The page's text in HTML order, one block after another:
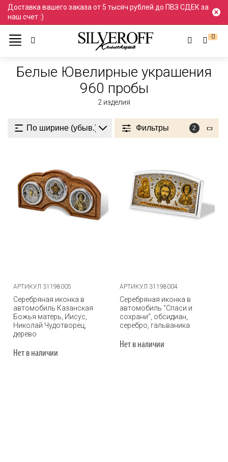
Доставка вашего заказа от 5 тысяч рублей до ПВЗ СДЕК за
наш счет :)
0
Ювелирные украшения
Белый 960 пробы
Белые Ювелирные украшения
960 пробы
2 изделия
Фильтры 2
АРТИКУЛ 31198005
Серебряная иконка в
автомобиль Казанская
Божья матерь, Иисус,
Николай Чудотворец,
дерево
Нет в наличии
АРТИКУЛ 31198004
Серебряная иконка в
автомобиль "Спаси и
сохрани", обсидиан,
серебро, гальваника
Нет в наличии